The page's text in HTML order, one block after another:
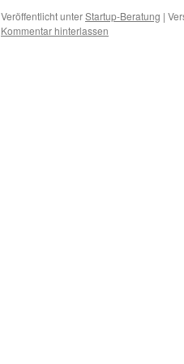
Veröffentlicht unterStartup-Beratung |
Kommentar hinterlassen